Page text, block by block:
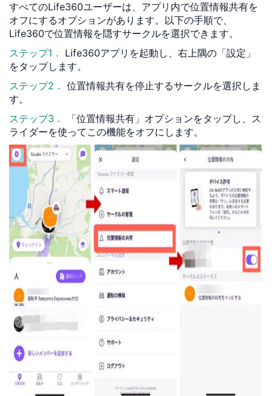
すべてのLife360ユーザーは、アプリ内で位置情報共有を
オフにするオプションがあります。以下の手順で、
Life360で位置情報を隠すサークルを選択できます。
ステップ1．
Life360アプリを起動し、右上隅の「設定」
をタップします。
ステップ2． 位置情報共有を停止するサークルを選択しま
す。
ステップ3．
「位置情報共有」オプションをタップし、ス
ライダーを使ってこの機能をオフにします。